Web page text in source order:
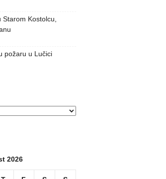
Kostolcu,
požaru u Lučici
2026